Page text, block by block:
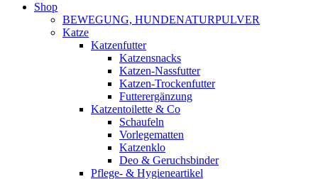
Shop
BEWEGUNG, HUNDENATURPULVER
Katze
Katzenfutter
Katzensnacks
Katzen-Nassfutter
Katzen-Trockenfutter
Futterergänzung
Katzentoilette & Co
Schaufeln
Vorlegematten
Katzenklo
Deo & Geruchsbinder
Pflege- & Hygieneartikel